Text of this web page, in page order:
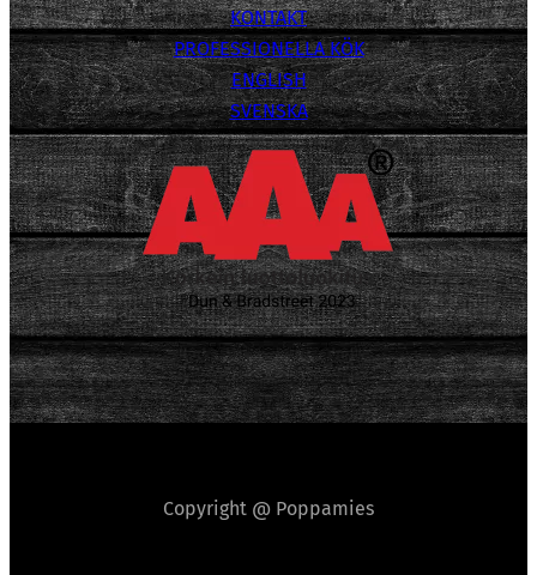
KONTAKT
PROFESSIONELLA KÖK
ENGLISH
SVENSKA
Copyright @ Poppamies